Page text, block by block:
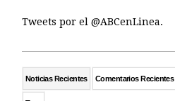
Tweets por el @ABCenLinea.
Noticias Recientes Comentarios Recientes